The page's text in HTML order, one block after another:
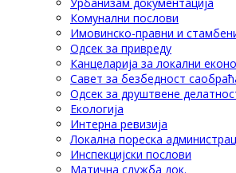
Комунални послови
Имовинско-правни и
Одсек за привреду
Канцеларија за локални
Савет за безбедност
Одсек за друштвене
Eкологија
Интерна ревизија
Локална пореска
Инспекцијски послови
Матична служба док.